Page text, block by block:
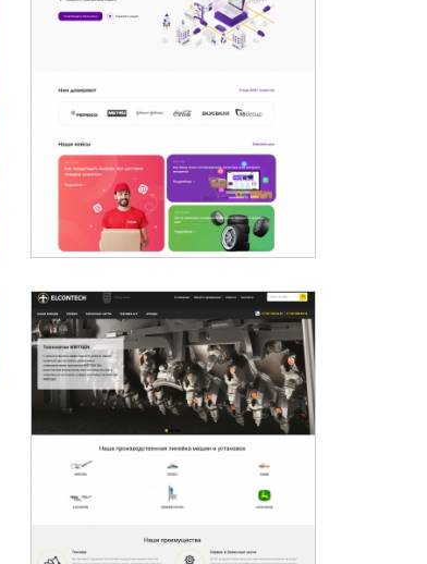
RELOG - ПРОГРАММА ДЛЯ
ВНУТРИГОРОДСКОЙ
МАРШРУТИЗАЦИИ
ДОРОЖНО-СТРОИТЕЛЬНАЯ
ТЕХНИКА В КАЗАХСТАНЕ -
ELCONTECH WIRTGEN